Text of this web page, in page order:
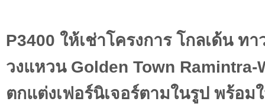
P3400 ให้เช่าโครงการ โกลเด้น ท
วงแหวน Golden Town Ramintra-
ตกแต่งเฟอร์นิเจอร์ตามในรูป พร้อม